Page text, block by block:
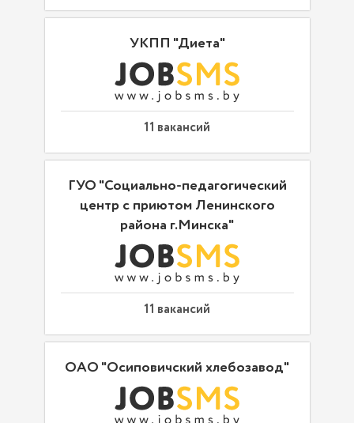
УКПП "Диета"
11 вакансий
ГУО "Социально-педагогический
центр с приютом Ленинского
района г.Минска"
11 вакансий
ОАО "Осиповичский хлебозавод"